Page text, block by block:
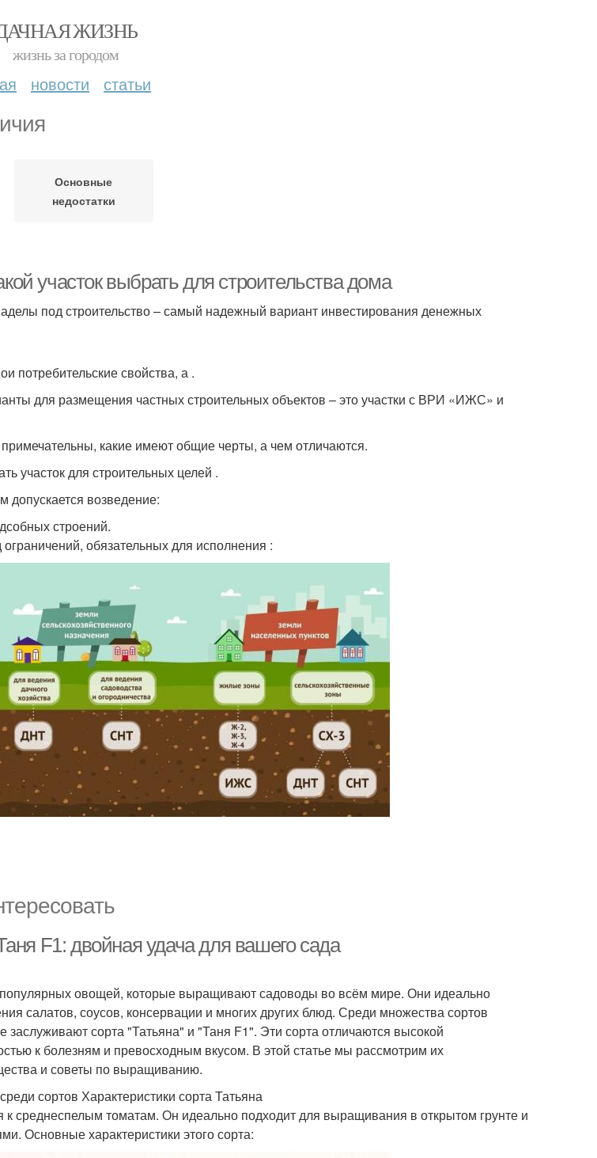
ЖИЗНЬ
жизнь за городом
новости статьи
Основные
недостатки
участок выбрать для строительства дома
под строительство – самый надежный вариант инвестирования денежных
потребительские свойства, а .
для размещения частных строительных объектов – это участки с ВРИ «ИЖС» и
какие имеют общие черты, а чем отличаются.
участок для строительных целей .
допускается возведение:
строений.
обязательных для исполнения :
F1: двойная удача для вашего сада
овощей, которые выращивают садоводы во всём мире. Они идеально
салатов, соусов, консервации и многих других блюд. Среди множества сортов
заслуживают сорта "Татьяна" и "Таня F1". Эти сорта отличаются высокой
к болезням и превосходным вкусом. В этой статье мы рассмотрим их
и советы по выращиванию.
сортов Характеристики сорта Татьяна
к среднеспелым томатам. Он идеально подходит для выращивания в открытом грунте и
Основные характеристики этого сорта: